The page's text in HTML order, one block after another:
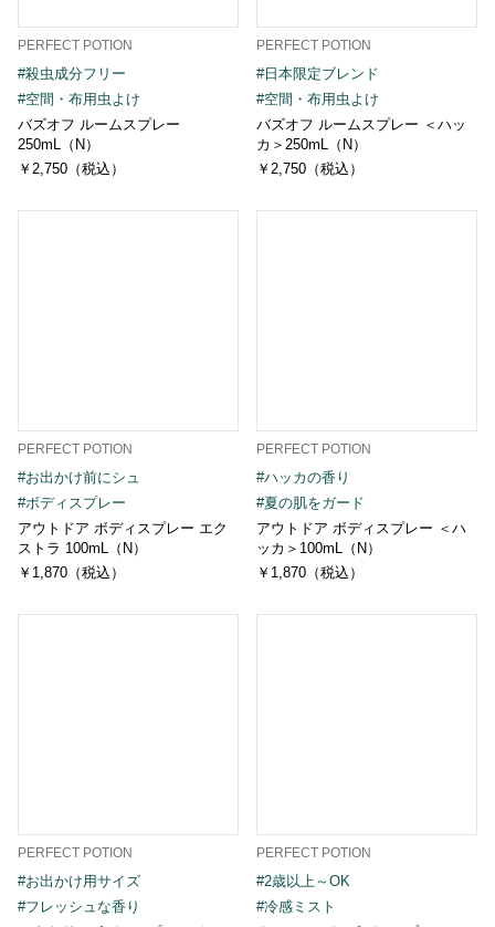
PERFECT POTION
#殺虫成分フリー
#空間・布用虫よけ
バズオフ ルームスプレー
250mL（N）
￥2,750（税込）
PERFECT POTION
#日本限定ブレンド
#空間・布用虫よけ
バズオフ ルームスプレー ＜ハッ
カ＞250mL（N）
￥2,750（税込）
PERFECT POTION
#お出かけ前にシュ
#ボディスプレー
アウトドア ボディスプレー エク
ストラ 100mL（N）
￥1,870（税込）
PERFECT POTION
#ハッカの香り
#夏の肌をガード
アウトドア ボディスプレー ＜ハ
ッカ＞100mL（N）
￥1,870（税込）
PERFECT POTION
#お出かけ用サイズ
#フレッシュな香り
PERFECT POTION
#2歳以上～OK
#冷感ミスト